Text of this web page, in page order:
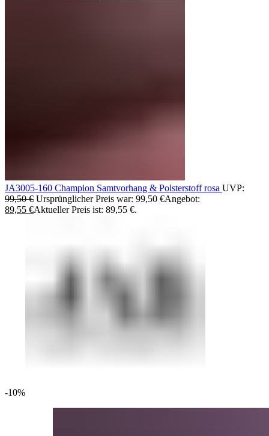
JA3005-160 Champion Samtvorhang & Polsterstoff rosa UVP:
99,50€ Ursprünglicher Preis war: 99,50 €Angebot:
89,55 €Aktueller Preis ist: 89,55 €.
-10%